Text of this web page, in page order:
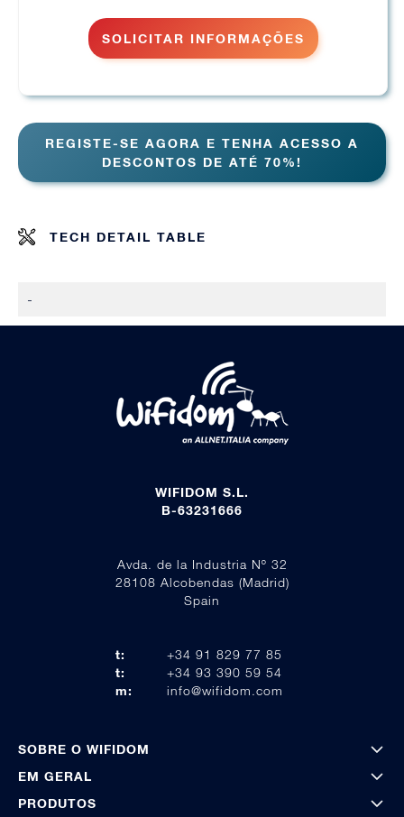
SOLICITAR INFORMAÇÕES
REGISTE-SE AGORA E TENHA ACESSO A
DESCONTOS DE ATÉ 70%!
TECH DETAIL TABLE
-
WIFIDOM S.L.
B-63231666
Avda. de la Industria Nº 32
28108 Alcobendas (Madrid)
Spain
t:
+34 91 829 77 85
t:
+34 93 390 59 54
m:
info@wifidom.com
SOBRE O WIFIDOM
EM GERAL
PRODUTOS